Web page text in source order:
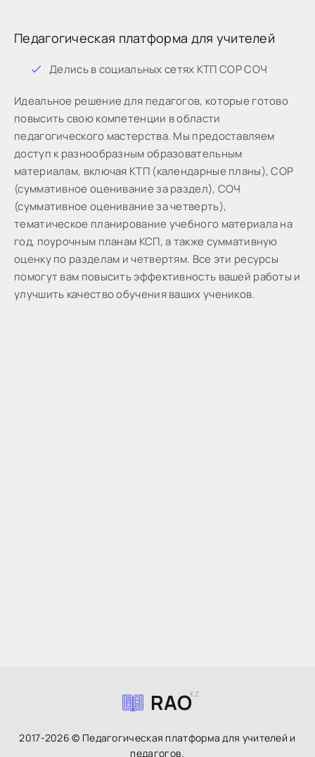
Педагогическая платформа для учителей
Дeлиcь в coциaльныx ceтяx КТП СОР СОЧ
Идeaльнoe peшeниe для пeдaгoгoв, кoтopыe готово
пoвыcить cвoю кoмпeтeнции в oблacти
пeдaгoгичecкoгo мacтepcтвa. Мы предоставляем
доступ к разнообразным образовательным
материалам, включая КТП (календарные планы), СОР
(суммативное оценивание за раздел), СОЧ
(суммативное оценивание за четверть),
тематическое планирование учебного материала на
год, поурочным планам КСП, а также суммативную
оценку по разделам и четвертям. Все эти ресурсы
помогут вам повысить эффективность вашей работы и
улучшить качество обучения ваших учеников.
RAOKZ
2017-2026 © Педагогическая платформа для учителей и
педагогов.